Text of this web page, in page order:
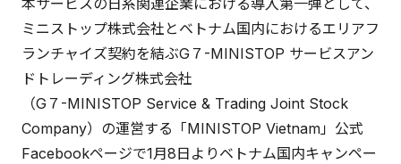
本サービスの日系関連企業における導入第一弾として、
ミニストップ株式会社とベトナム国内におけるエリアフ
ランチャイズ契約を結ぶG７-MINISTOP サービスアン
ドトレーディング株式会社
（G７-MINISTOP Service & Trading Joint Stock
Company）の運営する「MINISTOP Vietnam」公式
Facebookページで1月8日よりベトナム国内キャンペー